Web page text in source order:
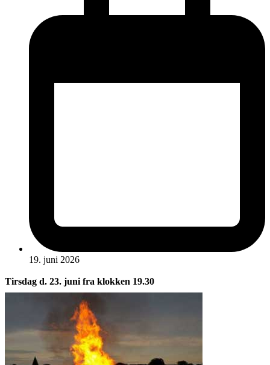
19. juni 2026
Tirsdag d. 23. juni fra klokken 19.30